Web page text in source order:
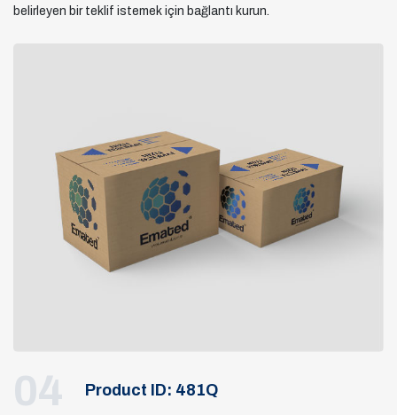
belirleyen bir teklif istemek için bağlantı kurun.
04 Product ID: 481Q